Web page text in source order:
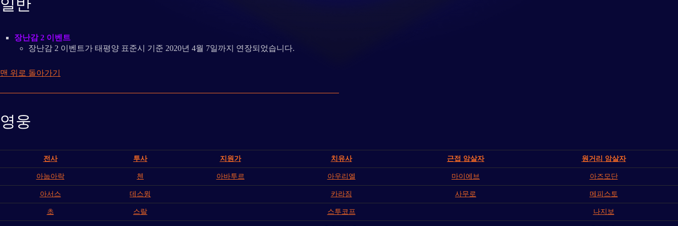
일반
장난감 2 이벤트
장난감 2 이벤트가 태평양 표준시 기준 2020년 4월 7일까지 연장되었습니다.
맨 위로 돌아가기
영웅
전사 투사 지원가 치유사 근접 암살자 원거리 암살자
아눕아락 첸 아바투르 아우리엘 마이에브 아즈모단
아서스 데스윙 카라짐 사무로 메피스토
초 스랄 스투코프 나지보